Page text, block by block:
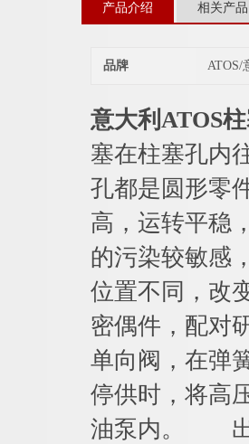
产品介绍 相关产品
品牌 ATOS/
意大利ATOS
塞在柱塞孔内
孔都是圆形零
高，运转平稳
的污染较敏感
位置不同，改
密偶件，配对
单向阀，在弹
停供时，将高
油泵内。 出